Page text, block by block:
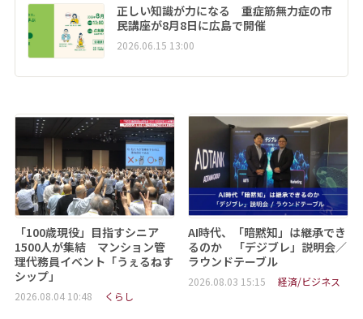
正しい知識が力になる 重症筋無力症の市
民講座が8月8日に広島で開催
2026.06.15 13:00
「100歳現役」目指すシニア
1500人が集結 マンション管
理代務員イベント「うぇるねす
シップ」
2026.08.04 10:48 くらし
AI時代、「暗黙知」は継承でき
るのか 「デジブレ」説明会／
ラウンドテーブル
2026.08.03 15:15 経済/ビジネス